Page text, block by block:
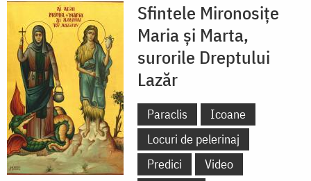
Sfintele Mironosițe
Maria și Marta,
surorile Dreptului
Lazăr
Paraclis
Icoane
Locuri de pelerinaj
Predici
Video